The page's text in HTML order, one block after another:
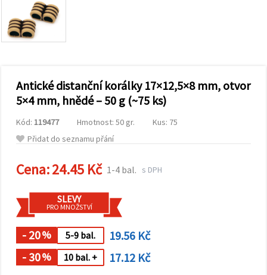
reklamu, a
to i s
pomocí
našich
marketing.
Můžete
souhlasit s
všech
cookies
kliknutím
vše!" Nebo
uvést své
preference v
Nastavení
výběrem
daného
cookies a
kliknutím
na tlačítko
Antické distanční korálky 17×12,5×8 mm, otvor
5×4 mm, hnědé – 50 g (~75 ks)
Kód: 119477 Hmotnost: 50 gr.
Kus: 75
Přidat do seznamu přání
Cena:24.45 Kč 1-4 bal. s DPH
SLEVY
PRO MNOŽSTVÍ
- 20% 5-9 bal.
19.56 Kč
- 30% 10 bal. + 17.12 Kč